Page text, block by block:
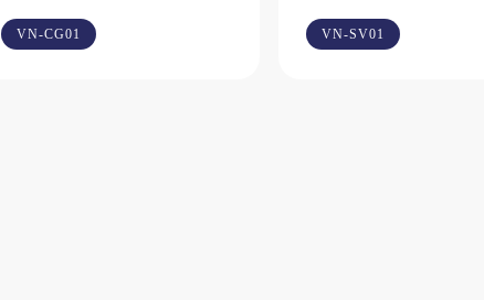
VN-CG01 VN-SV01